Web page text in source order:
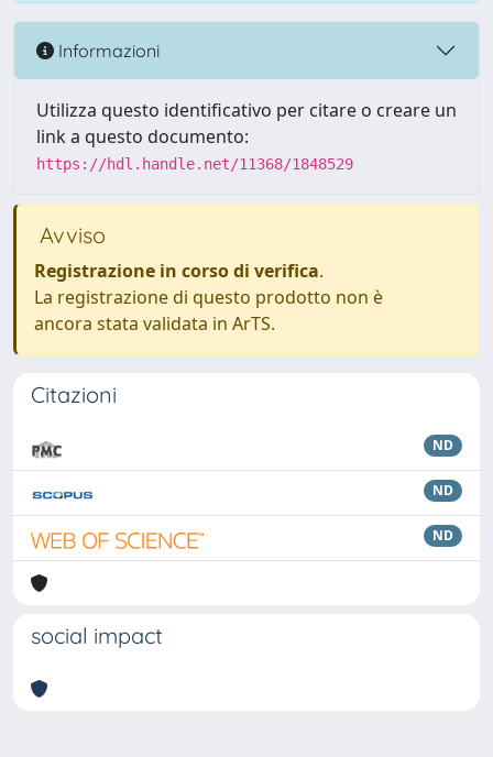
Informazioni
Utilizza questo identificativo per citare o creare un
link a questo documento:
https://hdl.handle.net/11368/1848529
Avviso
Registrazione in corso di verifica.
La registrazione di questo prodotto non è
ancora stata validata in ArTS.
Citazioni
ND
ND
ND
social impact